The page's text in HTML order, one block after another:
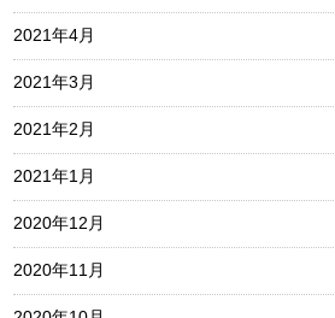
2021年4月
2021年3月
2021年2月
2021年1月
2020年12月
2020年11月